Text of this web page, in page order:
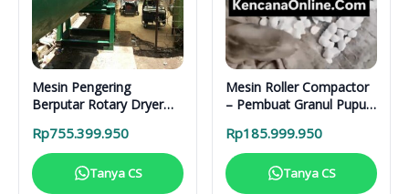
Mesin Pengering
Berputar Rotary Dryer
Rp755.399.950
Tanya CS
Mesin Roller Compactor
– Pembuat Granul Pupuk
Rp185.999.950
Tanya CS